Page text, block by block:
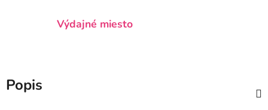
Výdajné miesto
Popis